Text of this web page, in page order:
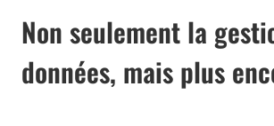
Non seulement la
données, mais plus